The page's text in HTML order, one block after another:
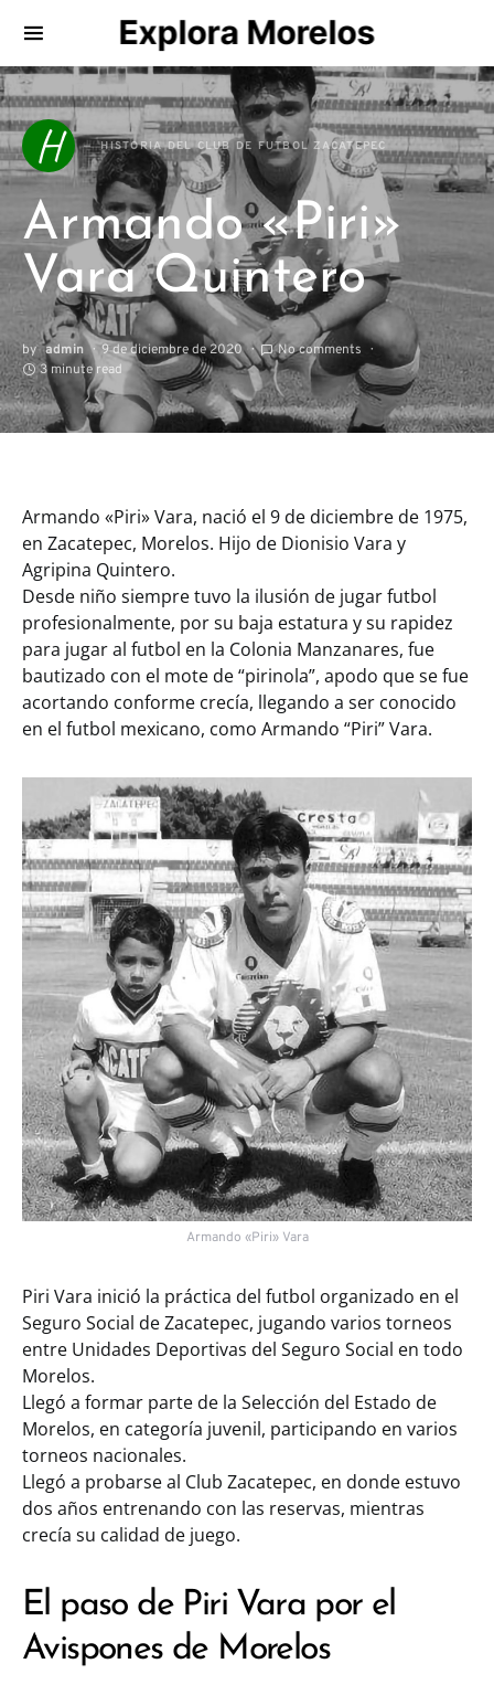
Explora Morelos
Search for:
H HISTORIA DEL CLUB DE FUTBOL ZACATEPEC
Armando «Piri»
Vara Quintero
by admin 9 de diciembre de 2020
No comments
3 minute read
Armando «Piri» Vara, nació el 9 de diciembre de 1975,
en Zacatepec, Morelos. Hijo de Dionisio Vara y
Agripina Quintero.
Desde niño siempre tuvo la ilusión de jugar futbol
profesionalmente, por su baja estatura y su rapidez
para jugar al futbol en la Colonia Manzanares, fue
bautizado con el mote de “pirinola”, apodo que se fue
acortando conforme crecía, llegando a ser conocido
en el futbol mexicano, como Armando “Piri” Vara.
Armando «Piri» Vara
Piri Vara inició la práctica del futbol organizado en el
Seguro Social de Zacatepec, jugando varios torneos
entre Unidades Deportivas del Seguro Social en todo
Morelos.
Llegó a formar parte de la Selección del Estado de
Morelos, en categoría juvenil, participando en varios
torneos nacionales.
Llegó a probarse al Club Zacatepec, en donde estuvo
dos años entrenando con las reservas, mientras
crecía su calidad de juego.
El paso de Piri Vara por el
Avispones de Morelos